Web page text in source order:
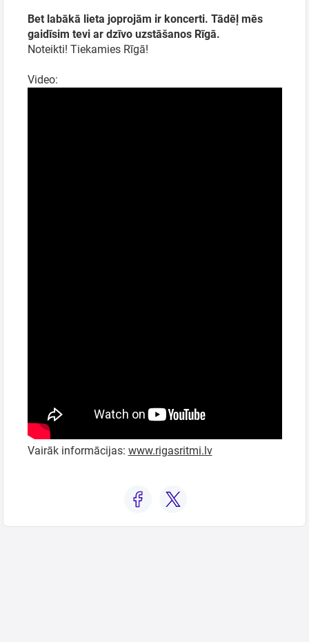
Bet labākā lieta joprojām ir koncerti. Tādēļ mēs
gaidīsim tevi ar dzīvo uzstāšanos Rīgā.
Noteikti! Tiekamies Rīgā!
Video:
Vairāk informācijas: www.rigasritmi.lv